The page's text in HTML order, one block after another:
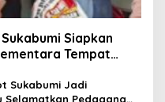
Siapkan
Tempat
Sukabumi Jadi
Selamatkan Pedagang